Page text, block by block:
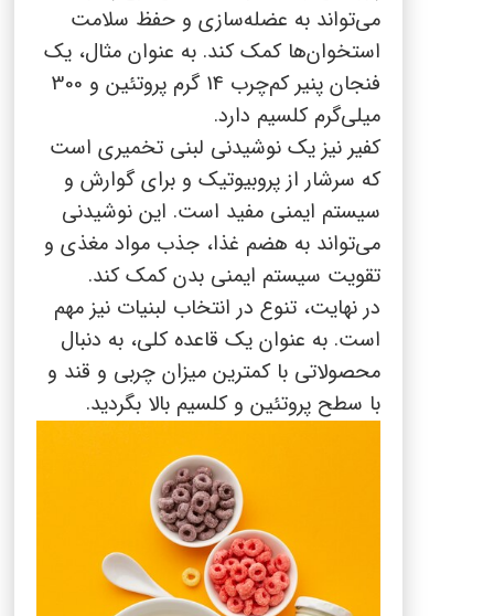
می‌تواند به عضله‌سازی و حفظ سلامت
استخوان‌ها کمک کند. به عنوان مثال، یک
فنجان پنیر کم‌چرب 14 گرم پروتئین و 300
میلی‌گرم کلسیم دارد.
کفیر نیز یک نوشیدنی لبنی تخمیری است
که سرشار از پروبیوتیک و برای گوارش و
سیستم ایمنی مفید است. این نوشیدنی
می‌تواند به هضم غذا، جذب مواد مغذی و
تقویت سیستم ایمنی بدن کمک کند.
در نهایت، تنوع در انتخاب لبنیات نیز مهم
است. به عنوان یک قاعده کلی، به دنبال
محصولاتی با کمترین میزان چربی و قند و
با سطح پروتئین و کلسیم بالا بگردید.